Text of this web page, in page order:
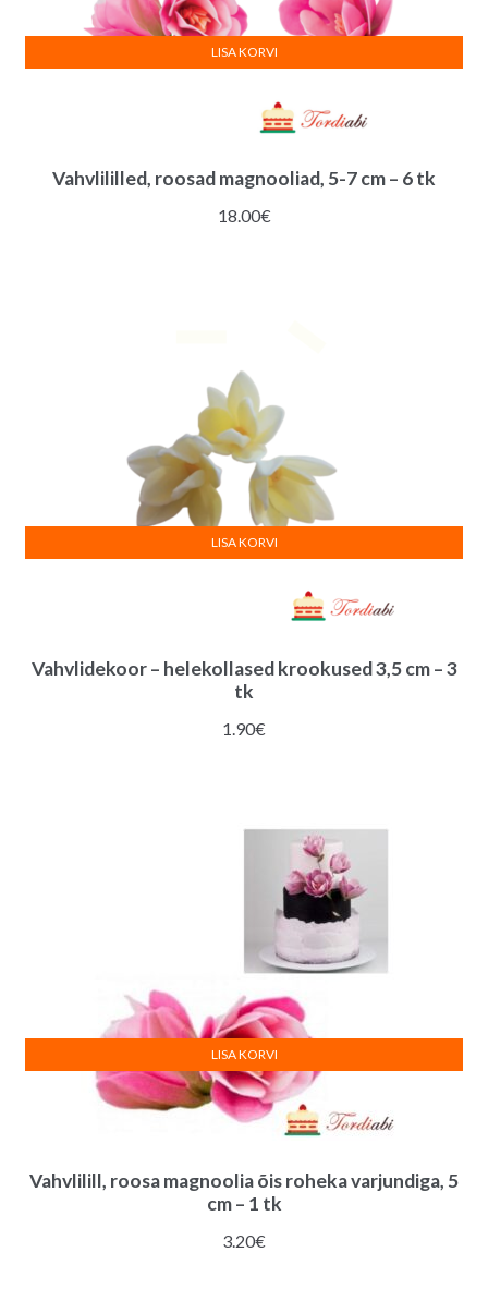
Vahvlililled, roosad magnooliad, 5-7 cm – 6 tk
18.00€
LISA KORVI
Vahvlidekoor – helekollased krookused 3,5 cm – 3
tk
1.90€
LISA KORVI
Vahvlilill, roosa magnoolia õis roheka varjundiga, 5
cm – 1 tk
3.20€
LISA KORVI